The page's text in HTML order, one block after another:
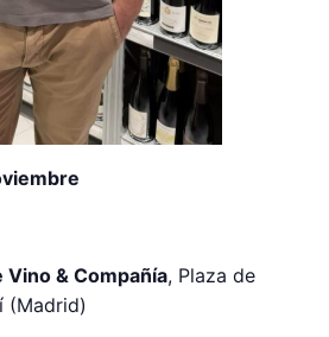
Vino & Compañía, Plaza de
(Madrid)